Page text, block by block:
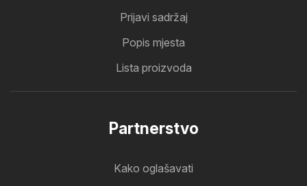
Prijavi sadržaj
Popis mjesta
Lista proizvoda
Partnerstvo
Kako oglašavati